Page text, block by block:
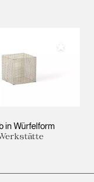
hinzufügen
in Würfelform
Meiner